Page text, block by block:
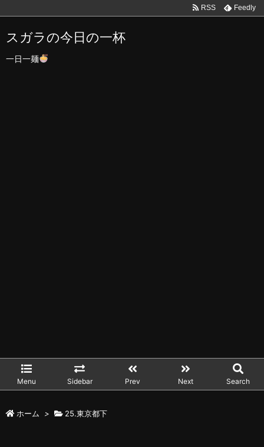
スガラの今日の一杯
一日一麺
Menu Sidebar Prev Next Search
RSS Feedly
ホーム > 25.東京都下